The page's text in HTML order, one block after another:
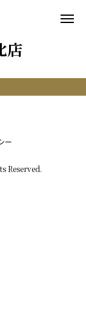
店
ー
Reserved.